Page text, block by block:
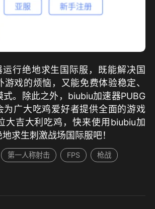
行绝地求生国际服，既能解决国
游戏的烦恼，又能免费体验稳定、
式。除此之外，biubiu加速器PUBG
为广大吃鸡爱好者提供全面的游戏
大吉大利吃鸡，快来使用biubiu加
求生刺激战场国际服吧！
第一人称射击 FPS
枪战